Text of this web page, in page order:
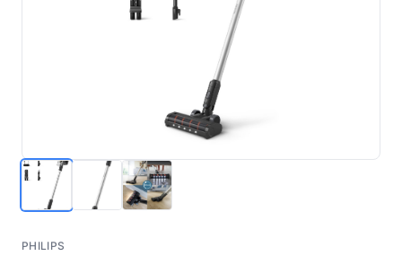
PHILIPS